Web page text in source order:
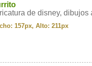
de disney, dibujos
157px, Alto: 211px